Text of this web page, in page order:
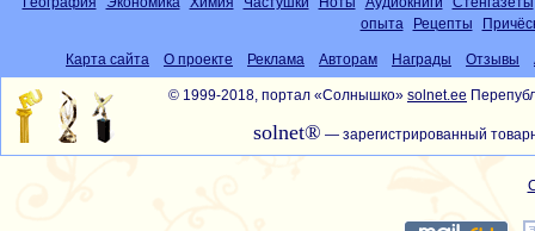
опыта
Рецепты
Карта сайта О проекте Реклама Авторам Награды Отзывы
© 1999-2018, портал «Солнышко» solnet.ee
solnet® — зарегистрированный